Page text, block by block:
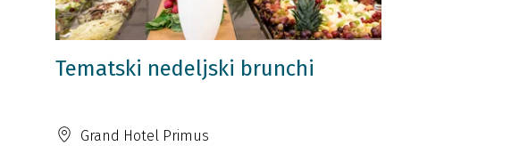
Tematski nedeljski brunchi
Grand Hotel Primus